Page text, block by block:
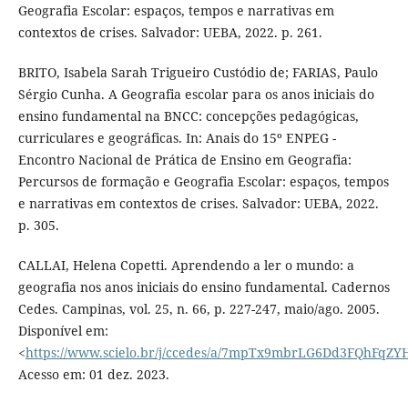
Geografia Escolar: espaços, tempos e narrativas em
contextos de crises. Salvador: UEBA, 2022. p. 261.
BRITO, Isabela Sarah Trigueiro Custódio de; FARIAS, Paulo
Sérgio Cunha. A Geografia escolar para os anos iniciais do
ensino fundamental na BNCC: concepções pedagógicas,
curriculares e geográficas. In: Anais do 15º ENPEG -
Encontro Nacional de Prática de Ensino em Geografia:
Percursos de formação e Geografia Escolar: espaços, tempos
e narrativas em contextos de crises. Salvador: UEBA, 2022.
p. 305.
CALLAI, Helena Copetti. Aprendendo a ler o mundo: a
geografia nos anos iniciais do ensino fundamental. Cadernos
Cedes. Campinas, vol. 25, n. 66, p. 227-247, maio/ago. 2005.
Disponível em:
<https://www.scielo.br/j/ccedes/a/
Acesso em: 01 dez. 2023.